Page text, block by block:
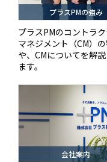
プラスPMの強み
プラスPMのコントラ
マネジメント（CM）
や、CMについてを解
ます。
会社案内